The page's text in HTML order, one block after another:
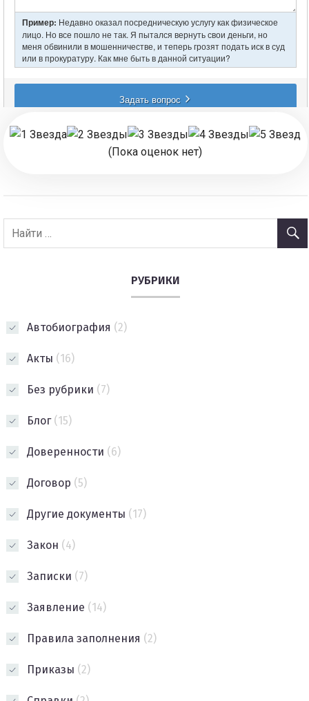
(Пока оценок нет)
РУБРИКИ
Автобиография (2)
Акты (16)
Без рубрики (7)
Блог(15)
Доверенности (6)
Договор (5)
Другие документы (17)
Закон (4)
Записки (7)
Заявление (14)
Правила заполнения (2)
Приказы (2)